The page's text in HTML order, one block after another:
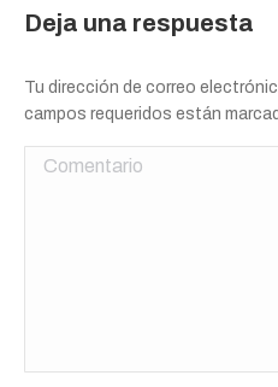
Deja una respuesta
Tu dirección de correo
campos requeridos están
Comentario